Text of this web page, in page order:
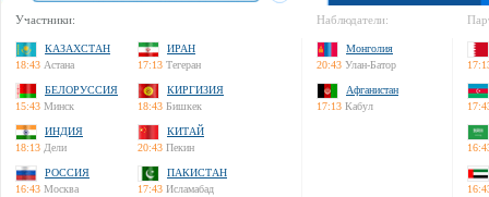
Участники:
КАЗАХСТАН
18:43 Астана
ИРАН
17:13 Тегеран
БЕЛОРУССИЯ
15:43 Минск
КИРГИЗИЯ
18:43 Бишкек
ИНДИЯ
18:13 Дели
КИТАЙ
20:43 Пекин
РОССИЯ
16:43 Москва
ПАКИСТАН
17:43 Исламабад
Наблюдатели:
Монголия
20:43 Улан-Батор
Афганистан
17:13 Кабул